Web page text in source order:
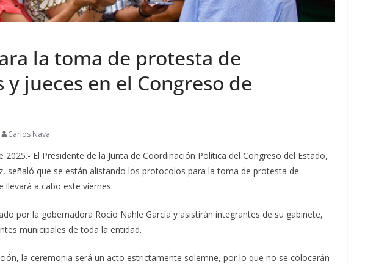
la toma de protesta de
y jueces en el Congreso de
Carlos Nava
2025.- El Presidente de la Junta de Coordinación Política del Congreso del Estado,
señaló que se están alistando los protocolos para la toma de protesta de
llevará a cabo este viernes.
por la gobernadora Rocío Nahle García y asistirán integrantes de su gabinete,
municipales de toda la entidad.
la ceremonia será un acto estrictamente solemne, por lo que no se colocarán